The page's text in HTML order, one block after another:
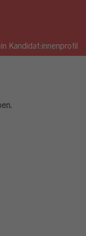
Kandidat:innenprofil